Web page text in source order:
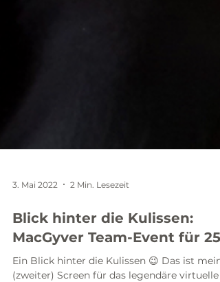
3. Mai 2022 2 Min. Lesezeit
Blick hinter die Kulissen: